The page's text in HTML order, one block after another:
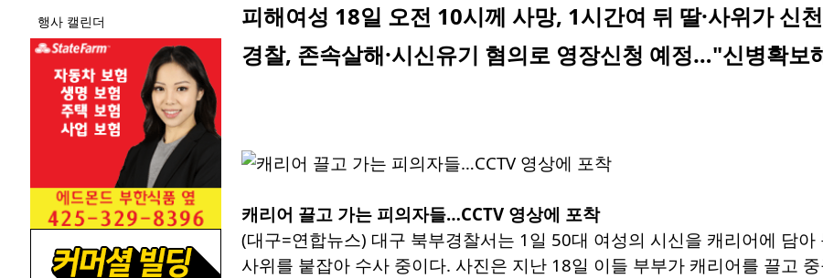
행사 캘린더
피해여성 18일 오전 10시께 사망, 1시간여 뒤 딸·사위가 신
경찰, 존속살해·시신유기 혐의로 영장신청 예정…"신병확보
캐리어 끌고 가는 피의자들…CCTV 영상에 포착
(대구=연합뉴스) 대구 북부경찰서는 1일 50대 여성의 시신을 캐리어에 담
사위를 붙잡아 수사 중이다. 사진은 지난 18일 이들 부부가 캐리어를 끌고